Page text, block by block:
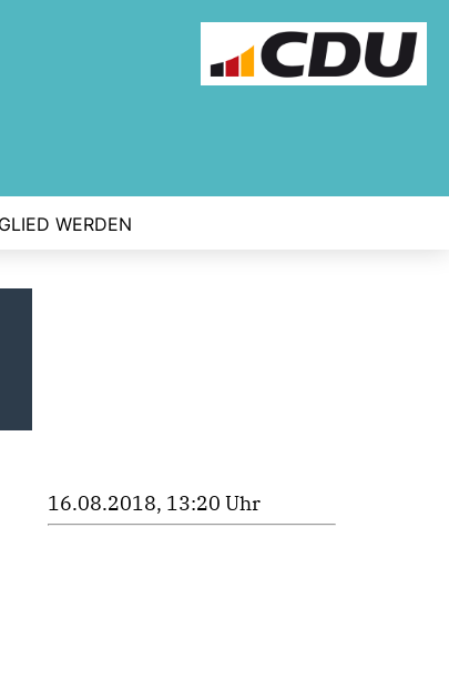
WERDEN
16.08.2018, 13:20 Uhr